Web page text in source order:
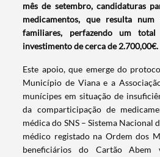
mês de setembro, candidaturas
medicamentos, que resulta
familiares, perfazendo um
investimento de cerca de 2.700,00€.
Este apoio, que emerge do
Município de Viana e a
munícipes em situação de
da comparticipação de
médica do SNS – Sistema Nacional
médico registado na Ordem dos
beneficiários do Cartão Abem